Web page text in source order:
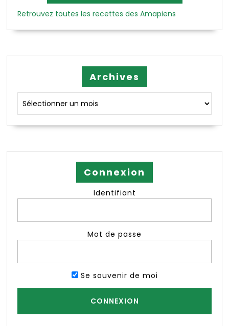
Retrouvez toutes les recettes des Amapiens
Archives
Connexion
Identifiant
Mot de passe
Se souvenir de moi